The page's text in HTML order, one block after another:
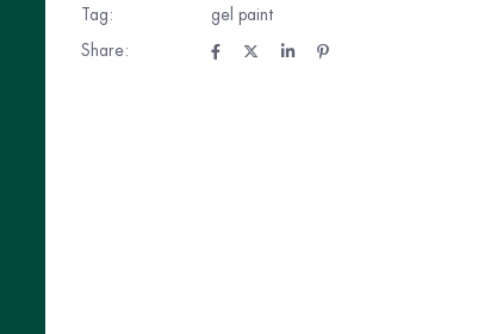
Tag:
gel paint
Share: